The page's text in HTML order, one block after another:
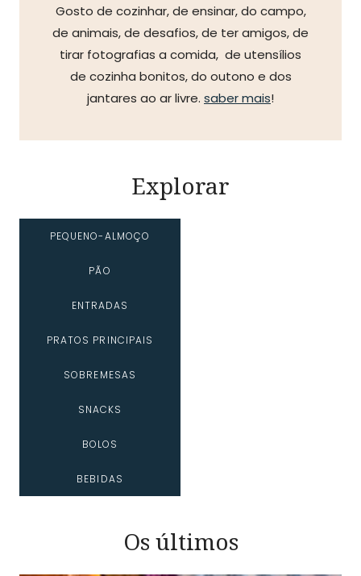
Gosto de cozinhar, de ensinar, do campo,
de animais, de desafios, de ter amigos, de
tirar fotografias a comida, de utensílios
de cozinha bonitos, do outono e dos
jantares ao ar livre. saber mais!
Explorar
PEQUENO-ALMOÇO
PÃO
ENTRADAS
PRATOS PRINCIPAIS
SOBREMESAS
SNACKS
BOLOS
BEBIDAS
Os últimos